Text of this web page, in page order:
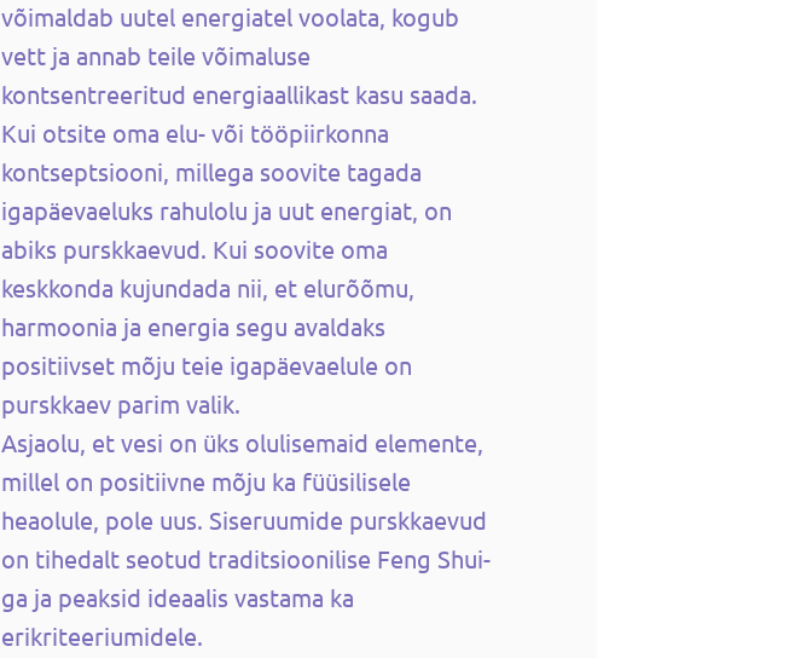
võimaldab uutel energiatel voolata, kogub
vett ja annab teile võimaluse
kontsentreeritud energiaallikast kasu saada.
Kui otsite oma elu- või tööpiirkonna
kontseptsiooni, millega soovite tagada
igapäevaeluks rahulolu ja uut energiat, on
abiks purskkaevud. Kui soovite oma
keskkonda kujundada nii, et elurõõmu,
harmoonia ja energia segu avaldaks
positiivset mõju teie igapäevaelule on
purskkaev parim valik.
Asjaolu, et vesi on üks olulisemaid elemente,
millel on positiivne mõju ka füüsilisele
heaolule, pole uus. Siseruumide purskkaevud
on tihedalt seotud traditsioonilise Feng Shui-
ga ja peaksid ideaalis vastama ka
erikriteeriumidele.